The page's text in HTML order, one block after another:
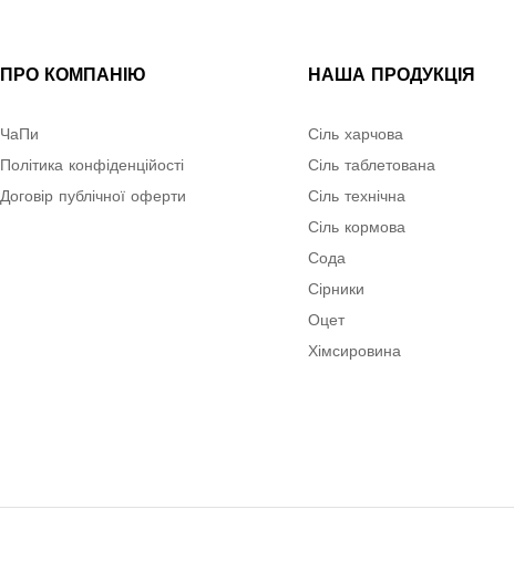
ПРО КОМПАНІЮ
ЧаПи
Політика конфіденційості
Договір публічної оферти
НАША ПРОДУКЦІЯ
Сіль харчова
Сіль таблетована
Сіль технічна
Сіль кормова
Сода
Сірники
Оцет
Хімсировина